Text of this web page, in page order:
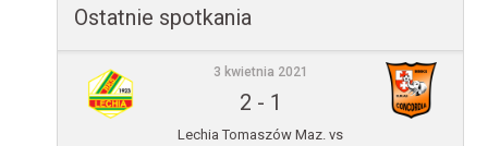
Ostatnie spotkania
3 kwietnia 2021
2 - 1
Lechia Tomaszów Maz. vs